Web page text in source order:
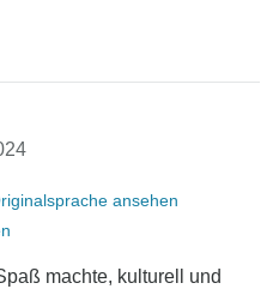
Team
ansehen
machte, kulturell und